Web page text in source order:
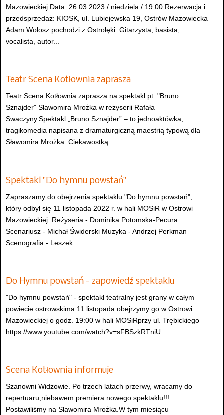
Mazowieckiej Data: 26.03.2023 / niedziela / 19.00 Rezerwacja i
przedsprzedaż: KIOSK, ul. Lubiejewska 19, Ostrów Mazowiecka
Adam Wołosz pochodzi z Ostrołęki. Gitarzysta, basista,
vocalista, autor...
Teatr Scena Kotłownia zaprasza
Teatr Scena Kotłownia zaprasza na spektakl pt. "Bruno
Sznajder" Sławomira Mrożka w reżyserii Rafała
Swaczyny.Spektakl „Bruno Sznajder” – to jednoaktówka,
tragikomedia napisana z dramaturgiczną maestrią typową dla
Sławomira Mrożka. Ciekawostką...
Spektakl "Do hymnu powstań"
Zapraszamy do obejrzenia spektaklu "Do hymnu powstań",
który odbył się 11 listopada 2022 r. w hali MOSiR w Ostrowi
Mazowieckiej. Reżyseria - Dominika Potomska-Pecura
Scenariusz - Michał Świderski Muzyka - Andrzej Perkman
Scenografia - Leszek...
Do Hymnu powstań - zapowiedź spektaklu
"Do hymnu powstań" - spektakl teatralny jest grany w całym
powiecie ostrowskima 11 listopada obejrzymy go w Ostrowi
Mazowieckiej o godz. 19:00 w hali MOSiRprzy ul. Trębickiego
https://www.youtube.com/watch?v=sFBSzkRTniU
Scena Kotłownia informuje
Szanowni Widzowie. Po trzech latach przerwy, wracamy do
repertuaru,niebawem premiera nowego spektaklu!!!
Postawiliśmy na Sławomira Mrożka.W tym miesiącu